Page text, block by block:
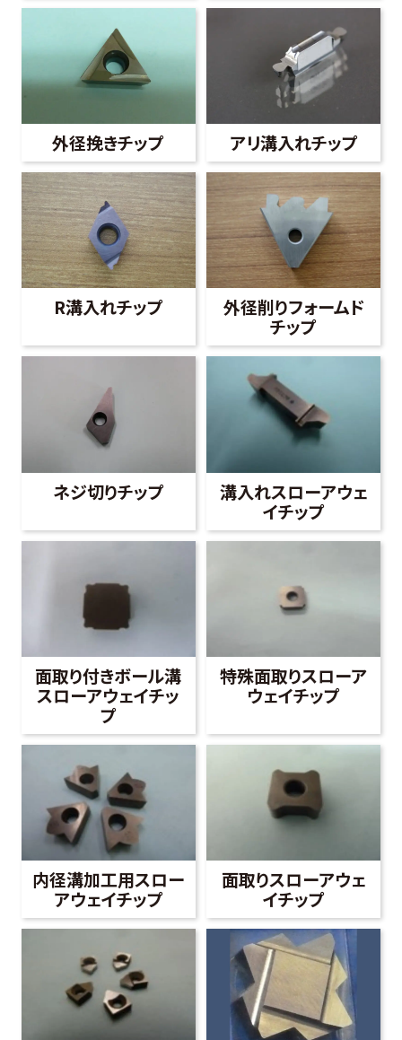
外径挽きチップ アリ溝入れチップ
R溝入れチップ 外径削りフォームド
チップ
ネジ切りチップ 溝入れスローアウェ
イチップ
面取り付きボール溝
スローアウェイチッ
プ
特殊面取りスローア
ウェイチップ
内径溝加工用スロー
アウェイチップ
面取りスローアウェ
イチップ